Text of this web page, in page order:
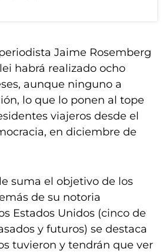
Jaime Rosemberg
habrá realizado ocho
aunque ninguno a
lo que lo ponen al tope
viajeros desde el
en diciembre de
suma el objetivo de los
de su notoria
Estados Unidos (cinco de
y futuros) se destaca
tuvieron y tendrán que ver